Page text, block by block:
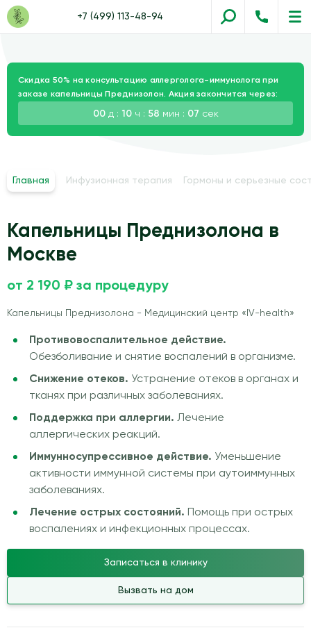
+7 (499) 113-48-94
Скидка 50% на консультацию аллерголога-иммунолога при
заказе капельницы Преднизолон. Акция закончится через:
00д : 10ч : 58 мин : 05 сек
Главная Инфузионная терапия Гормоны и серьезные
Капельницы Преднизолона в
Москве
от 2 190 ₽ за процедуру
Капельницы Преднизолона - Медицинский центр «IV-health»
Противовоспалительное действие.
Обезболивание и снятие воспалений в организме.
Снижение отеков. Устранение отеков в органах и
тканях при различных заболеваниях.
Поддержка при аллергии. Лечение
аллергических реакций.
Иммунносупрессивное действие. Уменьшение
активности иммунной системы при аутоиммунных
заболеваниях.
Лечение острых состояний. Помощь при острых
воспалениях и инфекционных процессах.
Записаться в клинику
Вызвать на дом